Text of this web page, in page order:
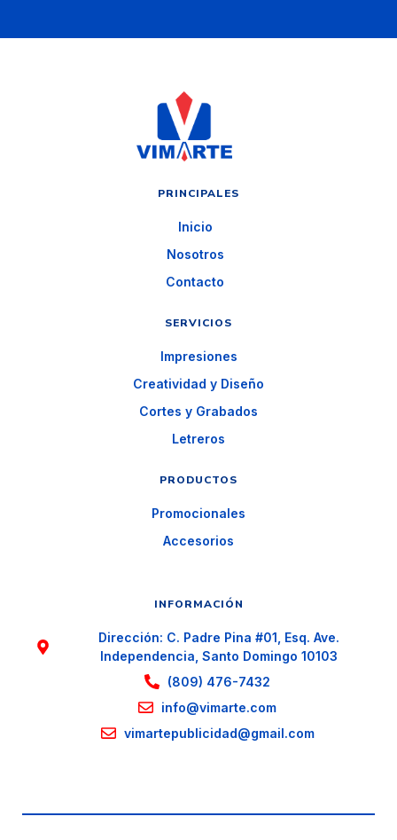
PRINCIPALES
Inicio
Nosotros
Contacto
SERVICIOS
Impresiones
Creatividad y Diseño
Cortes y Grabados
Letreros
PRODUCTOS
Promocionales
Accesorios
INFORMACIÓN
Dirección: C. Padre Pina #01, Esq. Ave.
Independencia, Santo Domingo 10103
(809) 476-7432
info@vimarte.com
vimartepublicidad@gmail.com